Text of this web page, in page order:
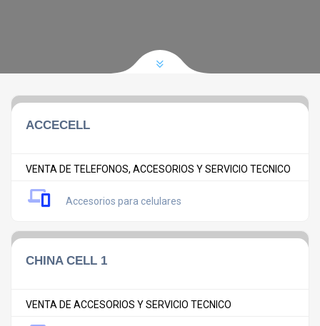
ACCECELL
VENTA DE TELEFONOS, ACCESORIOS Y SERVICIO TECNICO
Accesorios para celulares
CHINA CELL 1
VENTA DE ACCESORIOS Y SERVICIO TECNICO